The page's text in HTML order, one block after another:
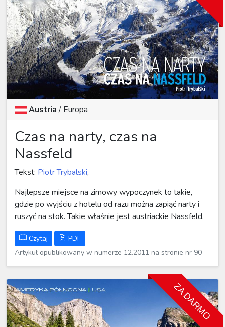
Austria/ Europa
Czas na narty, czas na
Nassfeld
Tekst: Piotr Trybalski,
Najlepsze miejsce na zimowy wypoczynek to takie,
gdzie po wyjściu z hotelu od razu można zapiąć narty i
ruszyć na stok. Takie właśnie jest austriackie Nassfeld.
Czytaj
PDF
Artykuł opublikowany w numerze 12.2011 na stronie nr 90
ZA DARMO